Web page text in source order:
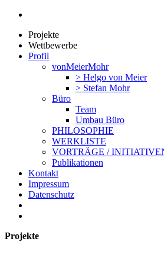
Projekte
Wettbewerbe
Profil
vonMeierMohr
> Helgo von Meier
> Stefan Mohr
Büro
Team
Umbau Büro
PHILOSOPHIE
WERKLISTE
VORTRÄGE /
Publikationen
Kontakt
Impressum
Datenschutz
Projekte